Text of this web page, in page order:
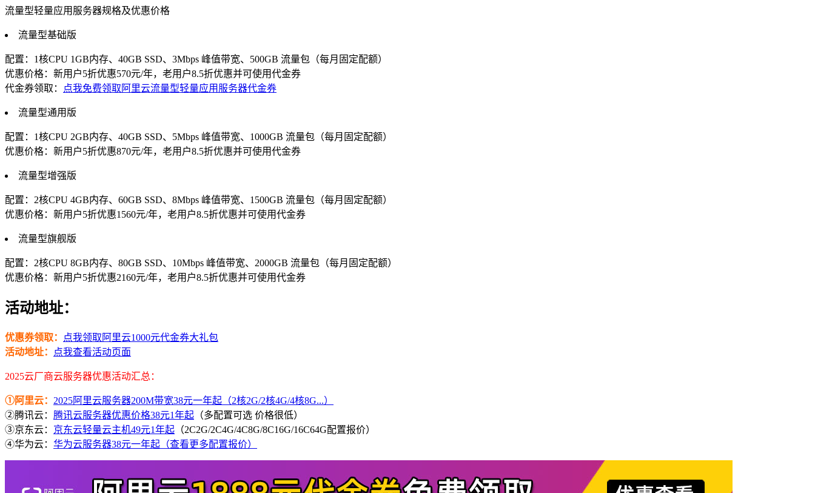
流量型轻量应用服务器规格及优惠价格
流量型基础版
配置：1核CPU 1GB内存、40GB SSD、3Mbps 峰值带宽、500GB 流量包（每月固定配额）
优惠价格：新用户5折优惠570元/年，老用户8.5折优惠并可使用代金券
代金券领取：
点我免费领取阿里云流量型轻量应用服务器代金券
流量型通用版
配置：1核CPU 2GB内存、40GB SSD、5Mbps 峰值带宽、1000GB 流量包（每月固定配额）
优惠价格：新用户5折优惠870元/年，老用户8.5折优惠并可使用代金券
流量型增强版
配置：2核CPU 4GB内存、60GB SSD、8Mbps 峰值带宽、1500GB 流量包（每月固定配额）
优惠价格：新用户5折优惠1560元/年，老用户8.5折优惠并可使用代金券
流量型旗舰版
配置：2核CPU 8GB内存、80GB SSD、10Mbps 峰值带宽、2000GB 流量包（每月固定配额）
优惠价格：新用户5折优惠2160元/年，老用户8.5折优惠并可使用代金券
活动地址：
优惠券领取：
点我领取阿里云1000元代金券大礼包
活动地址：
点我查看活动页面
2025云厂商云服务器优惠活动汇总：
①阿里云： 2025阿里云服务器200M带宽38元一年起（2核2G/2核4G/4核8G...）
②腾讯云： 腾讯云服务器优惠价格38元1年起 （多配置可选 价格很低）
③京东云： 京东云轻量云主机49元1年起 （2C2G/2C4G/4C8G/8C16G/16C64G配置报价）
④华为云： 华为云服务器38元一年起（查看更多配置报价）